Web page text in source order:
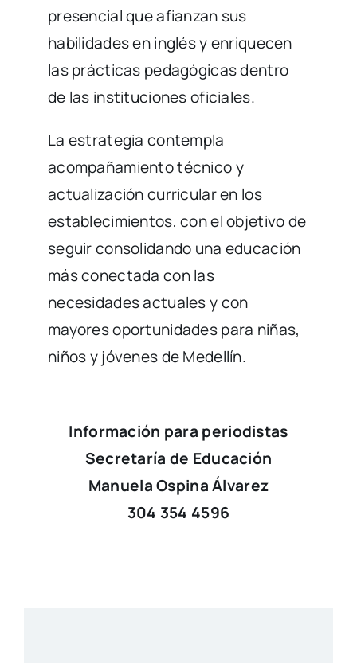
presencial que afianzan sus
habilidades en inglés y enriquecen
las prácticas pedagógicas dentro
de las instituciones oficiales.
La estrategia contempla
acompañamiento técnico y
actualización curricular en los
establecimientos, con el objetivo de
seguir consolidando una educación
más conectada con las
necesidades actuales y con
mayores oportunidades para niñas,
niños y jóvenes de Medellín.
Información para periodistas
Secretaría de Educación
Manuela Ospina Álvarez
304 354 4596